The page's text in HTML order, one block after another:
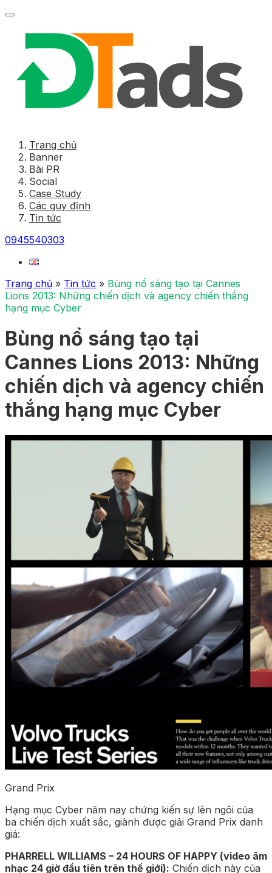
Trang chủ
Banner
Bài PR
Social
Case Study
Các quy định
Tin tức
0945540303
Trang chủ » Tin tức » Bùng nổ sáng tạo tại Cannes
Lions 2013: Những chiến dịch và agency chiến thắng
hạng mục Cyber
Bùng nổ sáng tạo tại
Cannes Lions 2013: Những
chiến dịch và agency chiến
thắng hạng mục Cyber
Grand Prix
Hạng mục Cyber năm nay chứng kiến sự lên ngôi của
ba chiến dịch xuất sắc, giành được giải Grand Prix danh
giá:
PHARRELL WILLIAMS – 24 HOURS OF HAPPY (video âm
nhạc 24 giờ đầu tiên trên thế giới): Chiến dịch này của